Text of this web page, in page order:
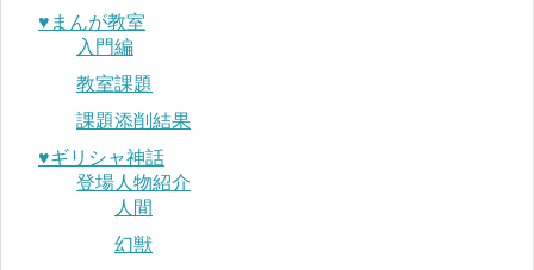
♥︎まんが教室
入門編
教室課題
課題添削結果
♥︎ギリシャ神話
登場人物紹介
人間
幻獣